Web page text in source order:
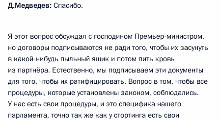
Д.Медведев: Спасибо.
Я этот вопрос обсуждал с господином Премьер-министром,
но договоры подписываются не ради того, чтобы их засунуть
в какой‑нибудь пыльный ящик и потом пить кровь
из партнёра. Естественно, мы подписываем эти документы
для того, чтобы их ратифицировать. Вопрос в том, чтобы все
процедуры, которые установлены законом, соблюдались.
У нас есть свои процедуры, и это специфика нашего
парламента, точно так же как у стортинга есть свои